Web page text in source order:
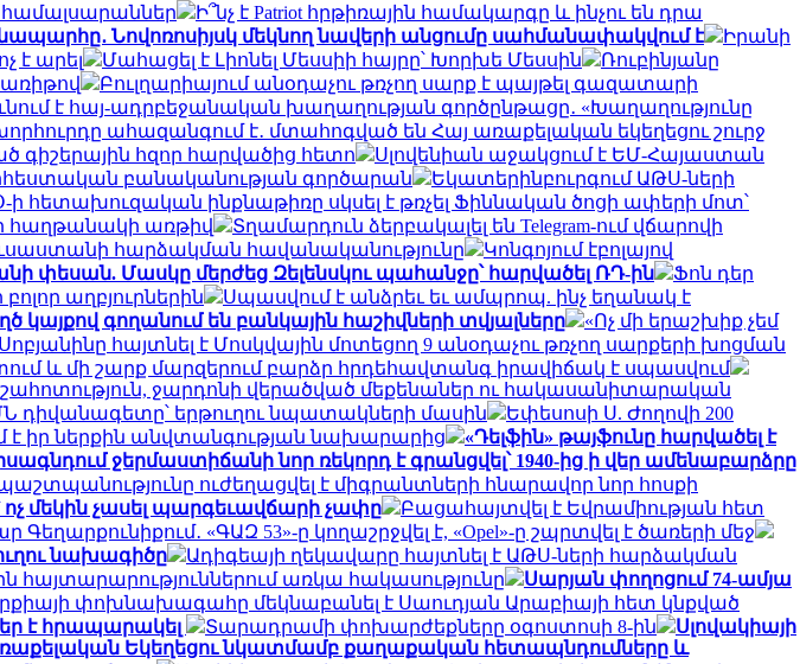
համալսարաններ
Ի՞նչ է Patriot հրթիռային համակարգը և ինչու են դրա
Նովոռոսիյսկ մեկնող նավերի անցումը սահմանափակվում է
Իրանի
է արել
Մահացել է Լիոնել Մեսսիի հայրը՝ Խորխե Մեսսին
Ռուբինյանը
Բուլղարիայում անօդաչու թռչող սարք է պայթել գազատարի
է հայ-ադրբեջանական խաղաղության գործընթացը․ «Խաղաղությունը
ահազանգում է․ մտահոգված են Հայ առաքելական եկեղեցու շուրջ
գիշերային հզոր հարվածից հետո
Սլովենիան աջակցում է ԵՄ-Հայաստան
բանականության գործարան
Եկատերինբուրգում ԱԹՍ-ների
ի հետախուզական ինքնաթիռը սկսել է թռչել Ֆիննական ծոցի ափերի մոտ՝
ի հաղթանակի առթիվ
Տղամարդուն ձերբակալել են Telegram-ում վճարովի
հարձակման հավանականությունը
Կոնգոյում էբոլայով
փեսան. Մասկը մերժեց Զելենսկու պահանջը՝ հարվածել ՌԴ-ին
Ֆոն դեր
աղբյուրներին
Սպասվում է անձրեւ եւ ամպրոպ. ինչ եղանակ է
կայքով գողանում են բանկային հաշիվների տվյալները
«Ոչ մի երաշխիք չեմ
Սոբյանինը հայտնել է Մոսկվային մոտեցող 9 անօդաչու թռչող սարքերի խոցման
և մի շարք մարզերում բարձր հրդեհավտանգ իրավիճակ է սպասվում
ջարդոնի վերածված մեքենաներ ու հակասանիտարական
դիվանագետը՝ երթուղու նպատակների մասին
Եփեսոսի Ս. Ժողովի 200
է իր ներքին անվտանգության նախարարից
«Դելֆին» թայֆունը հարվածել է
ջերմաստիճանի նոր ռեկորդ է գրանցվել՝ 1940-ից ի վեր ամենաբարձրը
ուժեղացվել է միգրանտների հնարավոր նոր հոսքի
մեկին չասել պարգեւավճարի չափը
Բացահայտվել է Եվրամիության հետ
Գեղարքունիքում․ «ԳԱԶ 53»-ը կողաշրջվել է, «Opel»-ը շպրտվել է ծառերի մեջ
նախագիծը
Ադիգեայի ղեկավարը հայտնել է ԱԹՍ-ների հարձակման
հայտարարություններում առկա հակասությունը
Սարյան փողոցում 74-ամյա
փոխնախագահը մեկնաբանել է Սաուդյան Արաբիայի հետ կնքված
է հրապարակել Տարադրամի փոխարժեքները օգոստոսի 8-ին
Սլովակիայի
Եկեղեցու նկատմամբ քաղաքական հետապնդումները և